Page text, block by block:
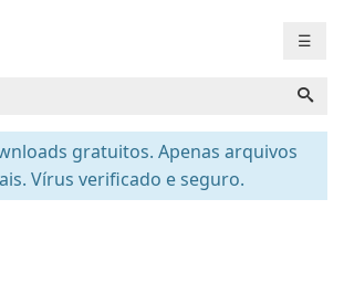
☰
gratuitos. Apenas arquivos
Vírus verificado e seguro.